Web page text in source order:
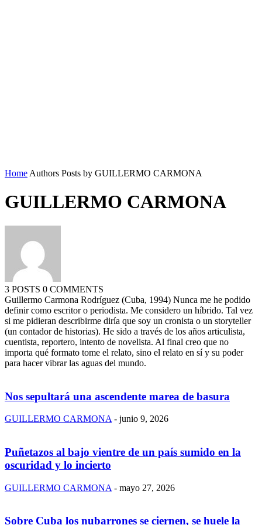
Home Authors Posts by GUILLERMO CARMONA
GUILLERMO CARMONA
3 POSTS 0 COMMENTS
Guillermo Carmona Rodríguez (Cuba, 1994) Nunca me he podido
definir como escritor o periodista. Me considero un híbrido. Tal vez
si me pidieran describirme diría que soy un cronista o un storyteller
(un contador de historias). He sido a través de los años articulista,
cuentista, reportero, intento de novelista. Al final creo que no
importa qué formato tome el relato, sino el relato en sí y su poder
para hacer vibrar las aguas del mundo.
Nos sepultará una ascendente marea de basura
GUILLERMO CARMONA - junio 9, 2026
Puñetazos al bajo vientre de un país sumido en la
oscuridad y lo incierto
GUILLERMO CARMONA - mayo 27, 2026
Sobre Cuba los nubarrones se ciernen, se huele la